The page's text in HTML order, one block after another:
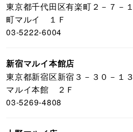
東京都千代田区有楽町２－７－
町マルイ １Ｆ
03-5222-6004
新宿マルイ本館店
東京都新宿区新宿３－３０－１
マルイ本館 ２Ｆ
03-5269-4808